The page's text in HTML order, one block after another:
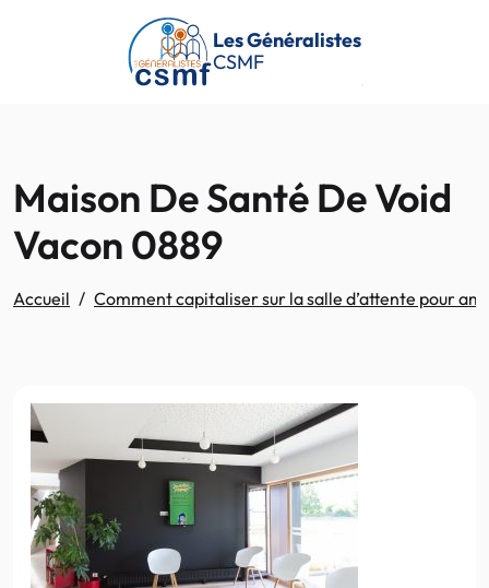
Passer au contenu principal
Les Généralistes
CSMF
Maison De Santé De Void
Vacon 0889
Accueil Comment capitaliser sur la salle d’attente pour